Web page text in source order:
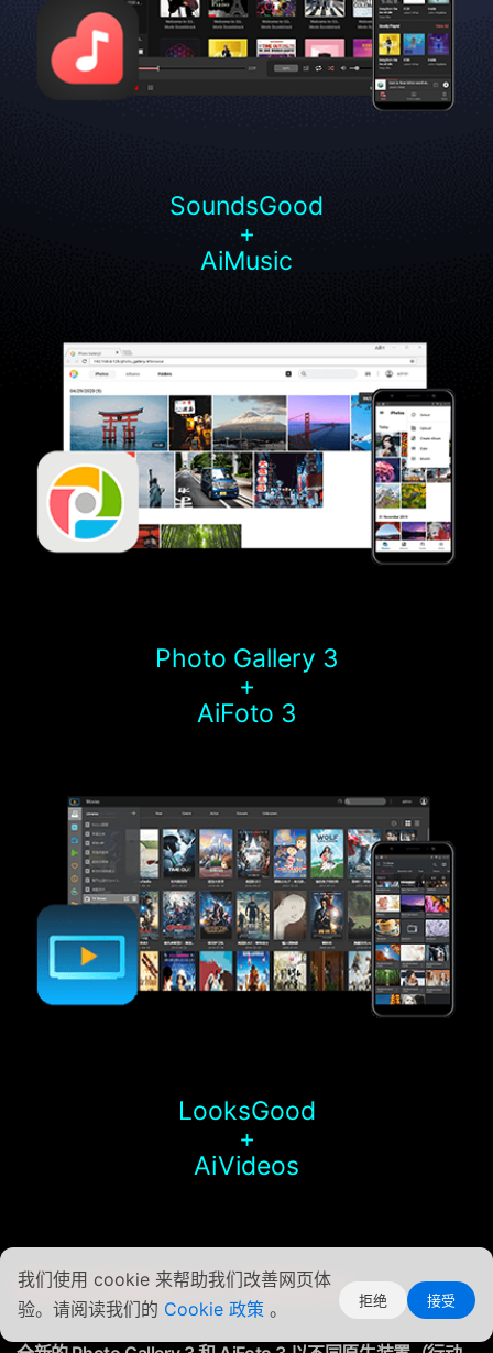
我们使用 cookie 来帮助我们改善网页体
验。请阅读我们的 Cookie 政策 。 拒绝 接受
SoundsGood
+
AiMusic
Photo Gallery 3
+
AiFoto 3
LooksGood
+
AiVideos
Photo Gallery 3 + AiFoto 3